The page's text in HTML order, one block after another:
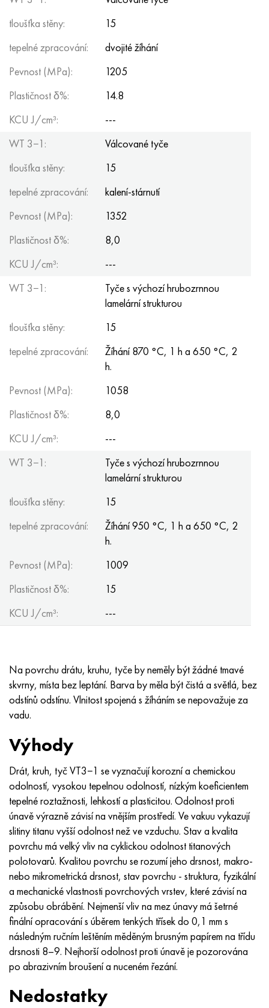
tloušťka stěny:
15
tepelné zpracování:
dvojité žíhání
Pevnost (MPa):
1205
Plastičnost δ%:
14.8
KCU J/cm³:
---
WT 3−1:
Válcované tyče
tloušťka stěny:
15
tepelné zpracování:
kalení-stárnutí
Pevnost (MPa):
1352
Plastičnost δ%:
8,0
KCU J/cm³:
---
WT 3−1:
Tyče s výchozí hrubozrnnou
lamelární strukturou
tloušťka stěny:
15
tepelné zpracování:
Žíhání 870 °C, 1 h a 650 °C, 2
h.
Pevnost (MPa):
1058
Plastičnost δ%:
8,0
KCU J/cm³:
---
WT 3−1:
Tyče s výchozí hrubozrnnou
lamelární strukturou
tloušťka stěny:
15
tepelné zpracování:
Žíhání 950 °C, 1 h a 650 °C, 2
h.
Pevnost (MPa):
1009
Plastičnost δ%:
15
KCU J/cm³:
---
Na povrchu drátu, kruhu, tyče by neměly být žádné tmavé
skvrny, místa bez leptání. Barva by měla být čistá a světlá, bez
odstínů odstínu. Vlnitost spojená s žíháním se nepovažuje za
vadu.
Výhody
Drát, kruh, tyč VT3−1 se vyznačují korozní a chemickou
odolností, vysokou tepelnou odolností, nízkým koeficientem
tepelné roztažnosti, lehkostí a plasticitou. Odolnost proti
únavě výrazně závisí na vnějším prostředí. Ve vakuu vykazují
slitiny titanu vyšší odolnost než ve vzduchu. Stav a kvalita
povrchu má velký vliv na cyklickou odolnost titanových
polotovarů. Kvalitou povrchu se rozumí jeho drsnost, makro-
nebo mikrometrická drsnost, stav povrchu - struktura, fyzikální
a mechanické vlastnosti povrchových vrstev, které závisí na
způsobu obrábění. Nejmenší vliv na mez únavy má šetrné
finální opracování s úběrem tenkých třísek do 0,1 mm s
následným ručním leštěním měděným brusným papírem na třídu
drsnosti 8–9. Nejhorší odolnost proti únavě je pozorována
po abrazivním broušení a nuceném řezání.
Nedostatky